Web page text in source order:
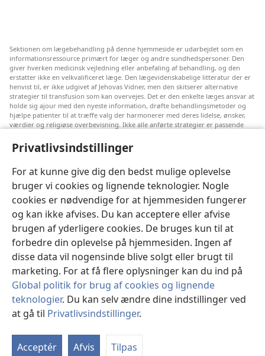
Privatlivsindstillinger
For at kunne give dig den bedst mulige oplevelse
bruger vi cookies og lignende teknologier. Nogle
cookies er nødvendige for at hjemmesiden fungerer
og kan ikke afvises. Du kan acceptere eller afvise
brugen af yderligere cookies. De bruges kun til at
forbedre din oplevelse på hjemmesiden. Ingen af
disse data vil nogensinde blive solgt eller brugt til
marketing. For at få flere oplysninger kan du ind på
Global politik for brug af cookies og lignende
teknologier. Du kan selv ændre dine indstillinger ved
at gå til Privatlivsindstillinger.
Acceptér Afvis Tilpas
Sektionen om lægebehandling på denne hjemmeside er udarbejdet som en
informationsressource primært for læger og andre sundhedspersoner. Den
giver hverken medicinsk vejledning eller anbefaling af behandling, og den
erstatter ikke en velkvalificeret læge. Den lægevidenskabelige litteratur der er
henvist til, er ikke udgivet af Jehovas Vidner, men den skitserer alternative
strategier til transfusion som kan overvejes. Det er den enkelte læges ansvar at
holde sig ajour med den nyeste information, drøfte behandlingsmetoder og
hjælpe patienter til at træffe valg der harmonerer med deres lidelse, ønsker,
værdier og religiøse overbevisning. Ikke alle anførte strategier er passende
Til patienter: Søg altid råd hos din egen læge eller den behandlingsansvarlige
hvis du har mistanke om at du er syg.
Denne hjemmeside reguleres efter dens anvendelsesvilkår.
Indstillinger for udseende
Copyright© 2026 Watch Tower Bible and Tract Society of Pennsylvania.
ANVENDELSESVILKÅR |PRIVATLIVSPOLITIK
PRIVATLIVSINDSTILLINGER